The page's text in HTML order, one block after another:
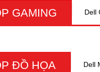
GAMING Dell
ĐỒ HỌA Dell